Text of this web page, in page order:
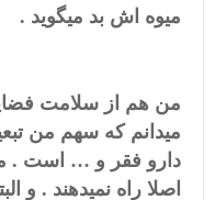
میوه اش بد میگوید .
من هم از سلامت
میدانم که سهم من
دارو فقر و … است .
اصلا راه نمیدهند . و